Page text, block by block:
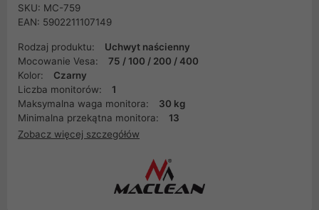
SKU: MC-759
EAN: 5902211107149
Rodzaj produktu:
Uchwyt naścienny
Mocowanie Vesa:
75 / 100 / 200 / 400
Kolor:
Czarny
Liczba monitorów:
1
Maksymalna waga monitora:
30 kg
Minimalna przekątna monitora:
13
Zobacz więcej szczegółów